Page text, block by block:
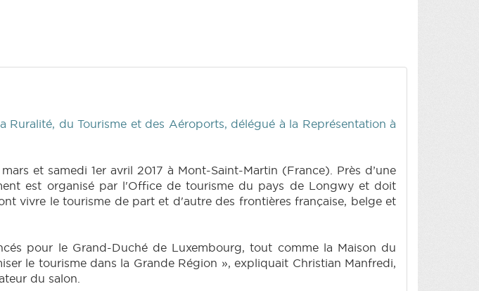
Ruralité, du Tourisme et des Aéroports, délégué à la Représentation à
et samedi 1er avril 2017 à Mont-Saint-Martin (France). Près d’une
est organisé par l'Office de tourisme du pays de Longwy et doit
vivre le tourisme de part et d'autre des frontières française, belge et
pour le Grand-Duché de Luxembourg, tout comme la Maison du
le tourisme dans la Grande Région », expliquait Christian Manfredi,
du salon.